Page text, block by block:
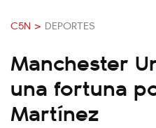
C5N > DEPORTES
Manchester
una fortuna
Martínez